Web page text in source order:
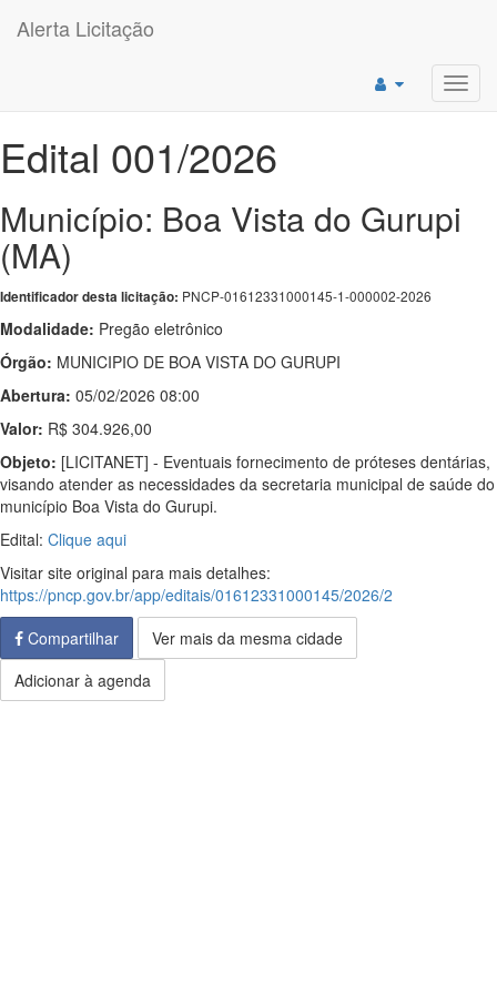
Alerta Licitação
Edital 001/2026
Município: Boa Vista do Gurupi
(MA)
Identificador desta licitação: PNCP-01612331000145-1-000002-2026
Modalidade: Pregão eletrônico
Órgão: MUNICIPIO DE BOA VISTA DO GURUPI
Abertura: 05/02/2026 08:00
Valor: R$ 304.926,00
Objeto: [LICITANET] - Eventuais fornecimento de próteses dentárias,
visando atender as necessidades da secretaria municipal de saúde do
município Boa Vista do Gurupi.
Edital: Clique aqui
Visitar site original para mais detalhes:
https://pncp.gov.br/app/editais/01612331000145/2026/2
Compartilhar
Ver mais da mesma cidade
Adicionar à agenda